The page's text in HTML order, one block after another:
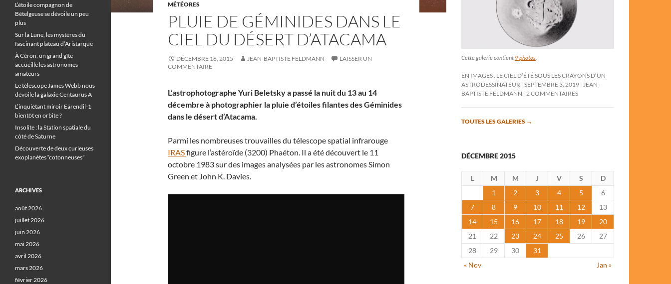
MÉTÉORES
PLUIE DE GÉMINIDES DANS LE
CIEL DU DÉSERT D’ATACAMA
DÉCEMBRE 16, 2015 JEAN-BAPTISTE FELDMANN
LAISSER UN
COMMENTAIRE
L’astrophotographe Yuri Beletsky a passé la nuit du 13 au 14
décembre à photographier la pluie d’étoiles filantes des Géminides
dans le désert d’Atacama.
Parmi les nombreuses trouvailles du télescope spatial infrarouge
IRASfigure l’astéroïde (3200) Phaéton. Il a été découvert le 11
octobre 1983 sur des images analysées par les astronomes Simon
Green et John K. Davies.
Cette galerie contient 9 photos
EN IMAGES : LE CIEL D’ÉTÉ SOUS LES CRAYONS D’UN
ASTRODESSINATEUR SEPTEMBRE 3, 2019
JEAN-
BAPTISTE FELDMANN
2 COMMENTAIRES
TOUTES LES GALERIES →
DÉCEMBRE 2015
L M M J V S
D
1
2 3 4 5
6
7
8 9 10 11 12
13
14
15 16 17 18 19
20
21
22 23 24 25 26
27
28
29 30
31
« Nov
Jan »
L’étoile compagnon de
Bételgeuse se dévoile un peu
plus
Sur la Lune, les mystères du
fascinant plateau d’Aristarque
À Céron, un grand gîte
accueille les astronomes
amateurs
Le télescope James Webb nous
dévoile la galaxie Centaurus A
L’inquiétant miroir Eärendil-1
bientôt en orbite ?
Insolite : la Station spatiale du
côté de Saturne
Découverte de deux curieuses
exoplanètes “cotonneuses”
ARCHIVES
août 2026
juillet 2026
juin 2026
mai 2026
avril 2026
mars 2026
février 2026